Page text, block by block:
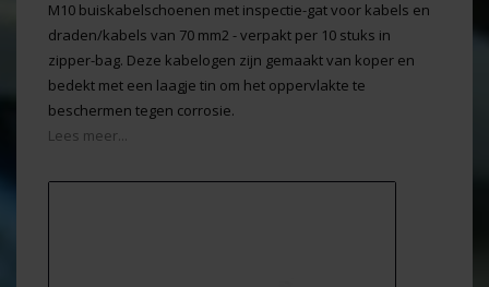
M10 buiskabelschoenen met inspectie-gat voor kabels en
draden/kabels van 70 mm2 - verpakt per 10 stuks in
zipper-bag. Deze kabelogen zijn gemaakt van koper en
bedekt met een laagje tin om het oppervlakte te
beschermen tegen corrosie.
Lees meer...